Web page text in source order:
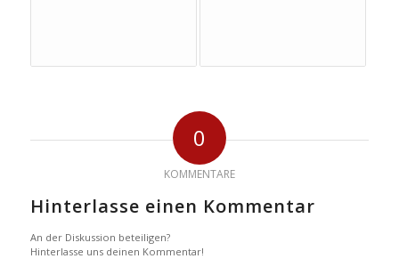
0
KOMMENTARE
Hinterlasse einen Kommentar
An der Diskussion beteiligen?
Hinterlasse uns deinen Kommentar!